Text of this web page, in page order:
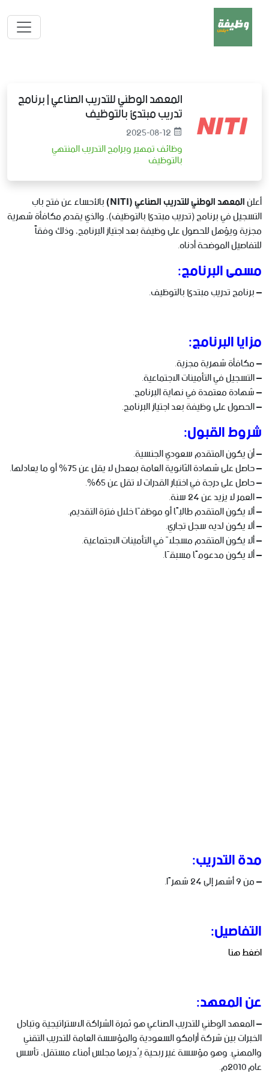
المعهد الوطني للتدريب الصناعي | برنامج
تدريب مبتدئ بالتوظيف
2025-08-12
وظائف تمهير وبرامج التدريب المنتهي
بالتوظيف
أعلنالمعهد الوطني للتدريب الصناعي (NITI) بالأحساء عن فتح باب
التسجيل في برنامج (تدريب مبتدئ بالتوظيف)، والذي يقدم مكافأة شهرية
مجزية ويؤهل للحصول على وظيفة بعد اجتياز البرنامج، وذلك وفقاً
للتفاصيل الموضحة أدناه.
مسمى البرنامج:
– برنامج تدريب مبتدئ بالتوظيف.
مزايا البرنامج:
– مكافأة شهرية مجزية.
– التسجيل في التأمينات الاجتماعية.
– شهادة معتمدة في نهاية البرنامج.
– الحصول على وظيفة بعد اجتياز البرنامج.
شروط القبول:
– أن يكون المتقدم سعودي الجنسية.
– حاصل على شهادة الثانوية العامة بمعدل لا يقل عن 75% أو ما يعادلها.
– حاصل على درجة في اختبار القدرات لا تقل عن 65%.
– العمر لا يزيد عن 24 سنة.
– ألا يكون المتقدم طالبًا أو موظفًا خلال فترة التقديم.
– ألا يكون لديه سجل تجاري.
– ألا يكون المتقدم مسجلاً في التأمينات الاجتماعية.
– ألا يكون مدعومًا مسبقًا.
مدة التدريب:
– من 9 أشهر إلى 24 شهرًا.
التفاصيل:
اضغط هنا
عن المعهد:
– ​المعهد الوطني للتدريب الصناعي هو ثمرة الشراكة الاستراتيجية وتبادل
الخبرات بين شركة أرامكو السعودية والمؤسسة العامة للتدريب التقني
والمهني. وهو مؤسسة غير ربحية يُديرها مجلس أمناء مستقل، تأسس
عام 2010م.